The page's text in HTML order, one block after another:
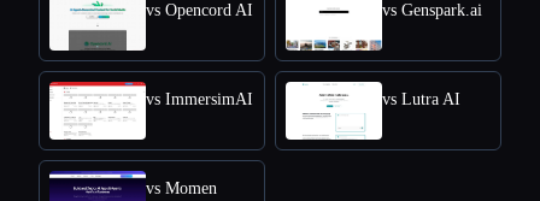
vs Opencord AI vs Genspark.ai
vs ImmersimAI vs Lutra AI
vs Momen